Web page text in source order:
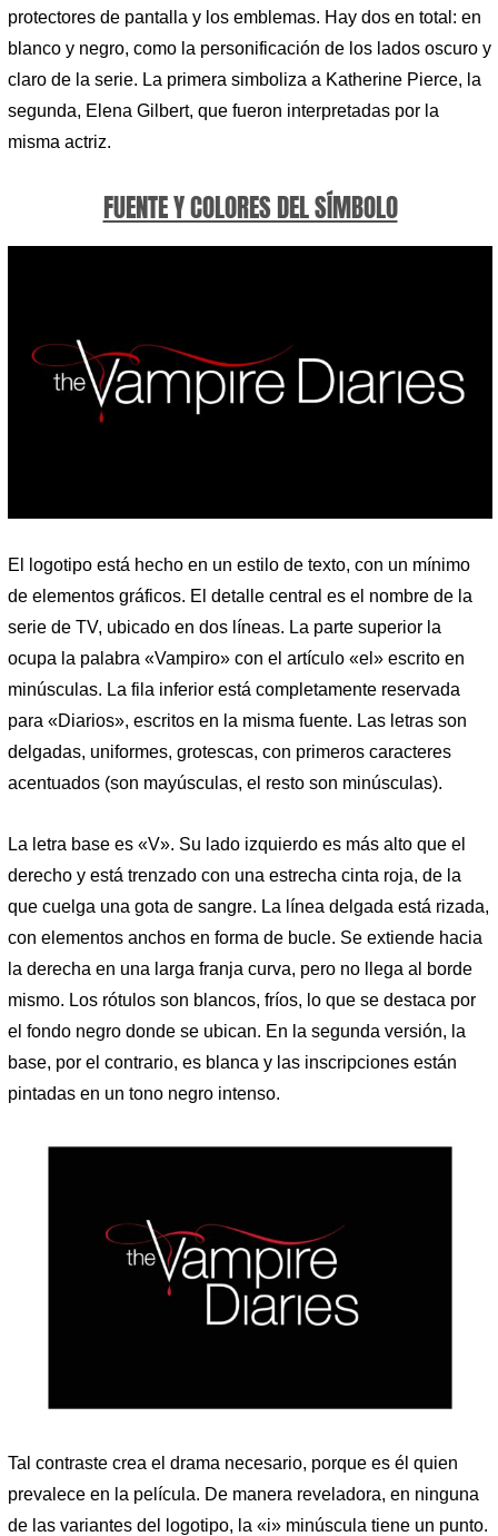
protectores de pantalla y los emblemas. Hay dos en total: en
blanco y negro, como la personificación de los lados oscuro y
claro de la serie. La primera simboliza a Katherine Pierce, la
segunda, Elena Gilbert, que fueron interpretadas por la
misma actriz.
FUENTE Y COLORES DEL SÍMBOLO
El logotipo está hecho en un estilo de texto, con un mínimo
de elementos gráficos. El detalle central es el nombre de la
serie de TV, ubicado en dos líneas. La parte superior la
ocupa la palabra «Vampiro» con el artículo «el» escrito en
minúsculas. La fila inferior está completamente reservada
para «Diarios», escritos en la misma fuente. Las letras son
delgadas, uniformes, grotescas, con primeros caracteres
acentuados (son mayúsculas, el resto son minúsculas).
La letra base es «V». Su lado izquierdo es más alto que el
derecho y está trenzado con una estrecha cinta roja, de la
que cuelga una gota de sangre. La línea delgada está rizada,
con elementos anchos en forma de bucle. Se extiende hacia
la derecha en una larga franja curva, pero no llega al borde
mismo. Los rótulos son blancos, fríos, lo que se destaca por
el fondo negro donde se ubican. En la segunda versión, la
base, por el contrario, es blanca y las inscripciones están
pintadas en un tono negro intenso.
Tal contraste crea el drama necesario, porque es él quien
prevalece en la película. De manera reveladora, en ninguna
de las variantes del logotipo, la «i» minúscula tiene un punto.